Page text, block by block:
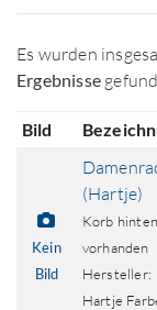
Es wurden
Ergebnisse
Bild
Kein
Bild
(Hartje)
Korb hinten
vorhanden
Hersteller:
Hartje